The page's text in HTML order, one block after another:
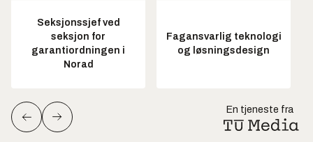
Seksjonssjef ved
seksjon for
garantiordningen i
Norad
Fagansvarlig teknologi
og løsningsdesign
En tjeneste fra